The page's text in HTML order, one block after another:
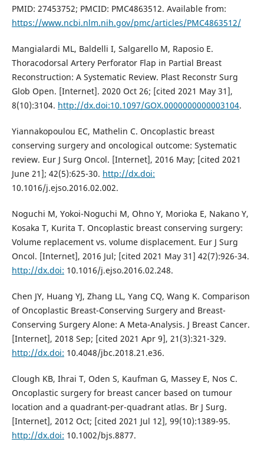
PMID: 27453752; PMCID: PMC4863512. Available from:
https://www.ncbi.nlm.nih.gov/pmc/articles/PMC4863512/
Mangialardi ML, Baldelli I, Salgarello M, Raposio E.
Thoracodorsal Artery Perforator Flap in Partial Breast
Reconstruction: A Systematic Review. Plast Reconstr Surg
Glob Open. [Internet]. 2020 Oct 26; [cited 2021 May 31],
8(10):3104. http://dx.doi:10.1097/GOX.0000000000003104.
Yiannakopoulou EC, Mathelin C. Oncoplastic breast
conserving surgery and oncological outcome: Systematic
review. Eur J Surg Oncol. [Internet], 2016 May; [cited 2021
June 21]; 42(5):625-30. http://dx.doi:
10.1016/j.ejso.2016.02.002.
Noguchi M, Yokoi-Noguchi M, Ohno Y, Morioka E, Nakano Y,
Kosaka T, Kurita T. Oncoplastic breast conserving surgery:
Volume replacement vs. volume displacement. Eur J Surg
Oncol. [Internet], 2016 Jul; [cited 2021 May 31] 42(7):926-34.
http://dx.doi: 10.1016/j.ejso.2016.02.248.
Chen JY, Huang YJ, Zhang LL, Yang CQ, Wang K. Comparison
of Oncoplastic Breast-Conserving Surgery and Breast-
Conserving Surgery Alone: A Meta-Analysis. J Breast Cancer.
[Internet], 2018 Sep; [cited 2021 Apr 9], 21(3):321-329.
http://dx.doi: 10.4048/jbc.2018.21.e36.
Clough KB, Ihrai T, Oden S, Kaufman G, Massey E, Nos C.
Oncoplastic surgery for breast cancer based on tumour
location and a quadrant-per-quadrant atlas. Br J Surg.
[Internet], 2012 Oct; [cited 2021 Jul 12], 99(10):1389-95.
http://dx.doi: 10.1002/bjs.8877.